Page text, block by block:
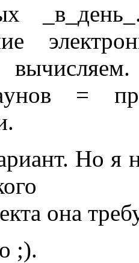
=
Hо я
она
;).